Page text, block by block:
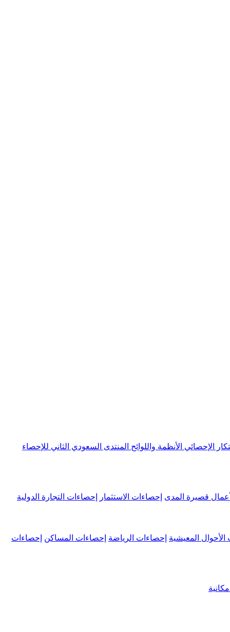
الإحصائي الأنظمة واللوائح المنتدى السعودي الثاني للإحصاء
قصيرة المدى إحصاءات الاستثمار إحصاءات التجارة الدولية
الأحوال المعيشية إحصاءات الرياضة إحصاءات المساكن إحصاءات